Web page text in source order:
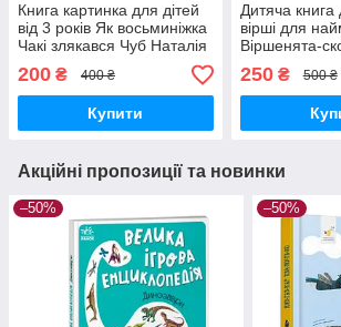
Книга картинка для дітей
від 3 років Як восьминіжка
Чакі злякався Чуб Наталія
4MAMAS Книжечки для
найменших
200 ₴ 400 ₴
Купити
Дитяча книга
вірші для
Віршенята-
для малят 2-4
Пеліхова Ю.
250₴ 500 ₴
Акційні пропозиції та новинки
–50% –50%